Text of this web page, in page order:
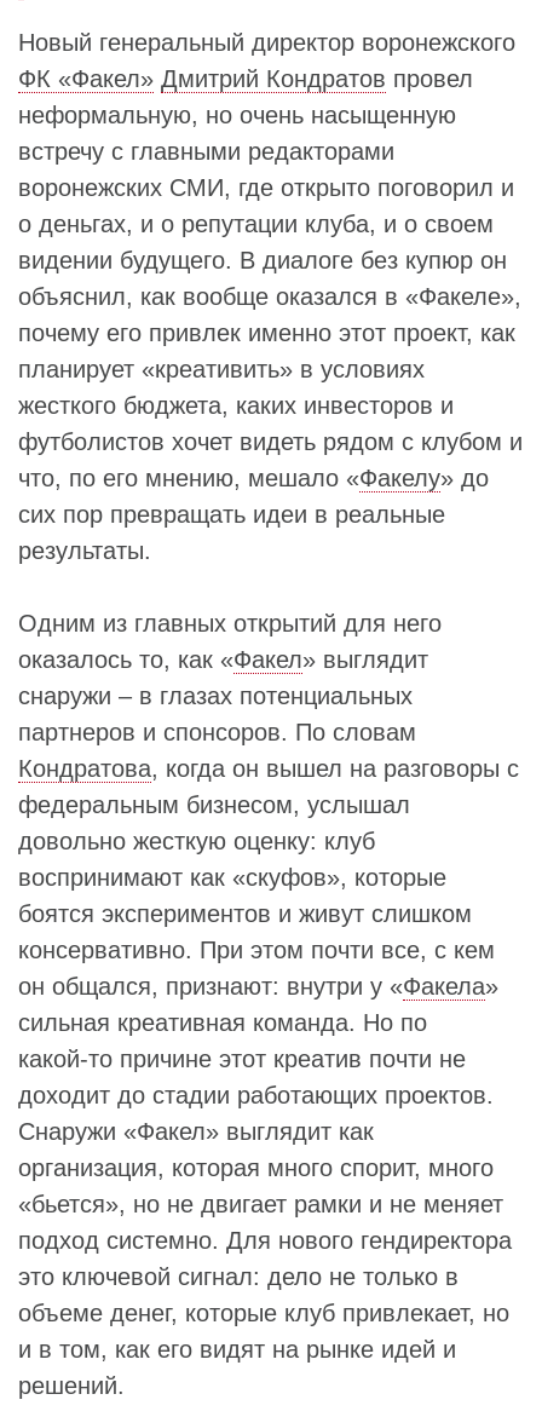
Новый генеральный директор воронежского
ФК «Факел» Дмитрий Кондратов провел
неформальную, но очень насыщенную
встречу с главными редакторами
воронежских СМИ, где открыто поговорил и
о деньгах, и о репутации клуба, и о своем
видении будущего. В диалоге без купюр он
объяснил, как вообще оказался в «Факеле»,
почему его привлек именно этот проект, как
планирует «креативить» в условиях
жесткого бюджета, каких инвесторов и
футболистов хочет видеть рядом с клубом и
что, по его мнению, мешало «Факелу» до
сих пор превращать идеи в реальные
результаты.
Одним из главных открытий для него
оказалось то, как «Факел» выглядит
снаружи – в глазах потенциальных
партнеров и спонсоров. По словам
Кондратова, когда он вышел на разговоры с
федеральным бизнесом, услышал
довольно жесткую оценку: клуб
воспринимают как «скуфов», которые
боятся экспериментов и живут слишком
консервативно. При этом почти все, с кем
он общался, признают: внутри у «Факела»
сильная креативная команда. Но по
какой‑то причине этот креатив почти не
доходит до стадии работающих проектов.
Снаружи «Факел» выглядит как
организация, которая много спорит, много
«бьется», но не двигает рамки и не меняет
подход системно. Для нового гендиректора
это ключевой сигнал: дело не только в
объеме денег, которые клуб привлекает, но
и в том, как его видят на рынке идей и
решений.